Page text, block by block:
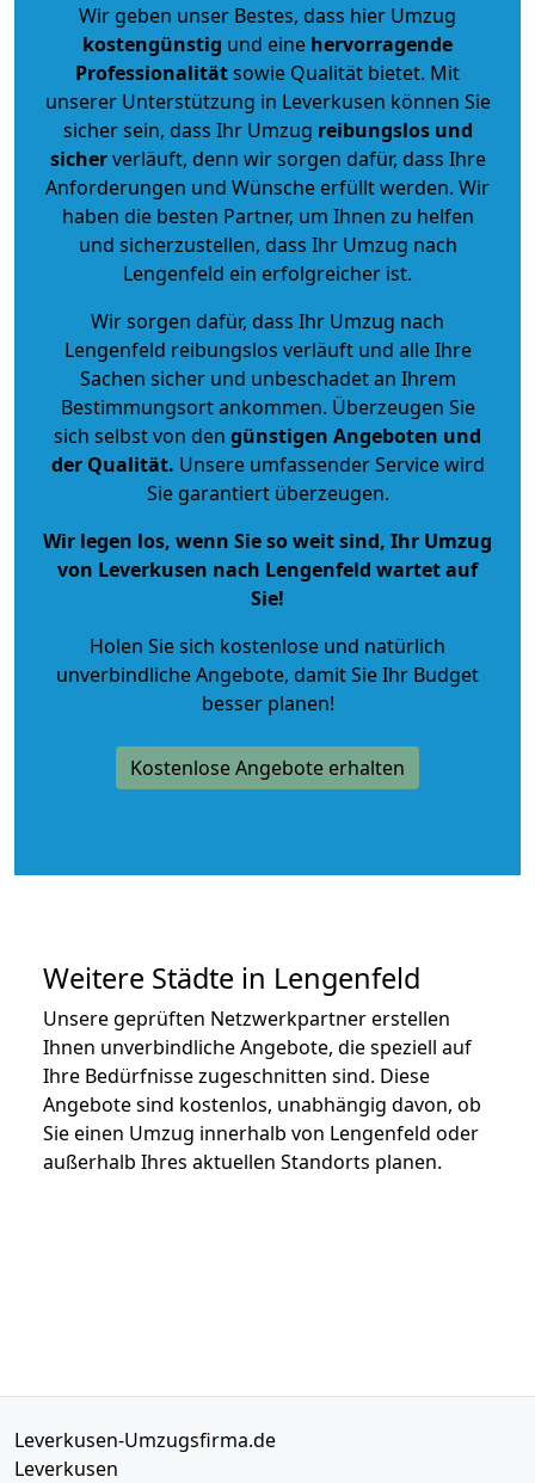
Wir geben unser Bestes, dass hier Umzug
kostengünstig und eine hervorragende
Professionalitätsowie Qualität bietet. Mit
unserer Unterstützung in Leverkusen können Sie
sicher sein, dass Ihr Umzug reibungslos und
sicherverläuft, denn wir sorgen dafür, dass Ihre
Anforderungen und Wünsche erfüllt werden. Wir
haben die besten Partner, um Ihnen zu helfen
und sicherzustellen, dass Ihr Umzug nach
Lengenfeld ein erfolgreicher ist.
Wir sorgen dafür, dass Ihr Umzug nach
Lengenfeld reibungslos verläuft und alle Ihre
Sachen sicher und unbeschadet an Ihrem
Bestimmungsort ankommen. Überzeugen Sie
sich selbst von den günstigen Angeboten und
der Qualität. Unsere umfassender Service wird
Sie garantiert überzeugen.
Wir legen los, wenn Sie so weit sind, Ihr Umzug
von Leverkusen nach Lengenfeld wartet auf
Sie!
Holen Sie sich kostenlose und natürlich
unverbindliche Angebote, damit Sie Ihr Budget
besser planen!
Kostenlose Angebote erhalten
Weitere Städte in Lengenfeld
Unsere geprüften Netzwerkpartner erstellen
Ihnen unverbindliche Angebote, die speziell auf
Ihre Bedürfnisse zugeschnitten sind. Diese
Angebote sind kostenlos, unabhängig davon, ob
Sie einen Umzug innerhalb von Lengenfeld oder
außerhalb Ihres aktuellen Standorts planen.
Leverkusen-Umzugsfirma.de
Leverkusen